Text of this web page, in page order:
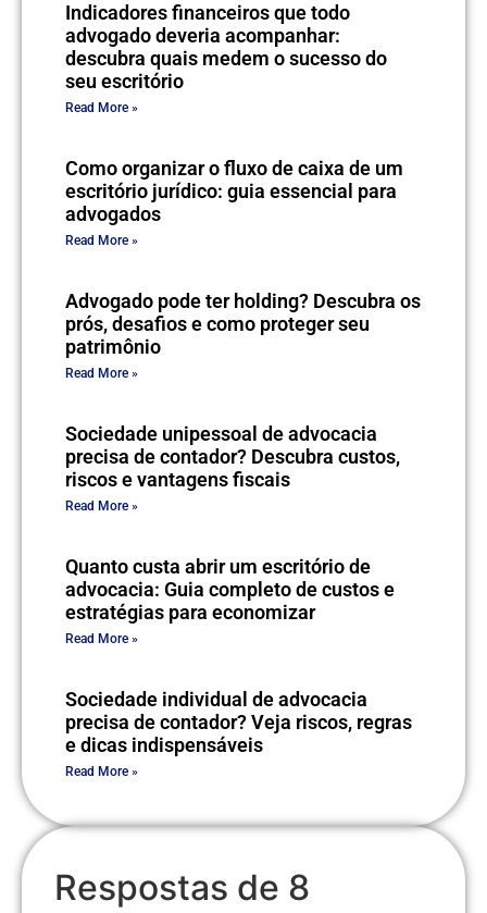
Indicadores financeiros que todo
advogado deveria acompanhar:
descubra quais medem o sucesso do
seu escritório
Read More »
Como organizar o fluxo de caixa de um
escritório jurídico: guia essencial para
advogados
Read More »
Advogado pode ter holding? Descubra os
prós, desafios e como proteger seu
patrimônio
Read More »
Sociedade unipessoal de advocacia
precisa de contador? Descubra custos,
riscos e vantagens fiscais
Read More »
Quanto custa abrir um escritório de
advocacia: Guia completo de custos e
estratégias para economizar
Read More »
Sociedade individual de advocacia
precisa de contador? Veja riscos, regras
e dicas indispensáveis
Read More »
Respostas de 8